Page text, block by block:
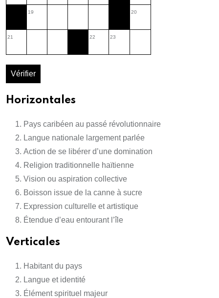
19 20
21 22 23
Vérifier
Horizontales
Pays caribéen au passé révolutionnaire
Langue nationale largement parlée
Action de se libérer d’une domination
Religion traditionnelle haïtienne
Vision ou aspiration collective
Boisson issue de la canne à sucre
Expression culturelle et artistique
Étendue d’eau entourant l’île
Verticales
Habitant du pays
Langue et identité
Élément spirituel majeur